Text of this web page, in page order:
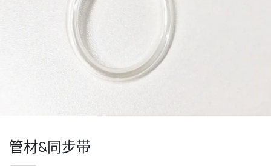
管材&同步带